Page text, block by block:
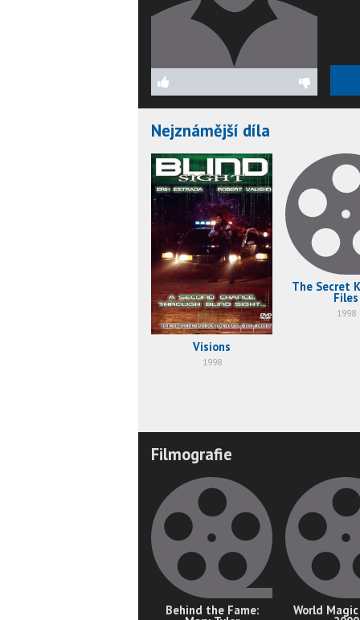
Nejznámější díla
Visions
1998
The Secret
Files
1998
Filmografie
Behind the Fame: World